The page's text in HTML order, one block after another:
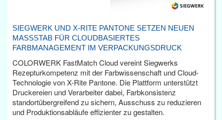
SIEGWERK UND X-RITE PANTONE SETZEN NEUEN
MASSSTAB FÜR CLOUDBASIERTES F
ARBMANAGEMENT IM VERPACKUNGSDRUCK
COLORWERK FastMatch Cloud vereint Siegwerks
Rezepturkompetenz mit der Farbwissenschaft und Cloud-
Technologie von X-Rite Pantone. Die Plattform unterstützt
Druckereien und Verarbeiter dabei, Farbkonsistenz
standortübergreifend zu sichern, Ausschuss zu reduzieren
und Produktionsabläufe effizienter zu gestalten.